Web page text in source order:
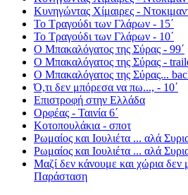
Κυνηγώντας Χίμαιρες -
Το Τραγούδι των Γλάρων - 15΄
Το Τραγούδι των Γλάρων - 10΄
Ο Μπακαλόγατος της Σύρας - 99΄
Ο Μπακαλόγατος της Σύρας -
Ο Μπακαλόγατος της Σύρας...
Ό,τι δεν μπόρεσα να πω..., - 10΄
Επιστροφή στην Ελλάδα
Ορφέας - Ταινία 6΄
Κοτοπουλάκια - σποτ
Ρωμαίος και Ιουλιέτα ... αλά
Ρωμαίος και Ιουλιέτα ... αλά
Μαζί δεν κάνουμε και χώρια δεν
Παράσταση